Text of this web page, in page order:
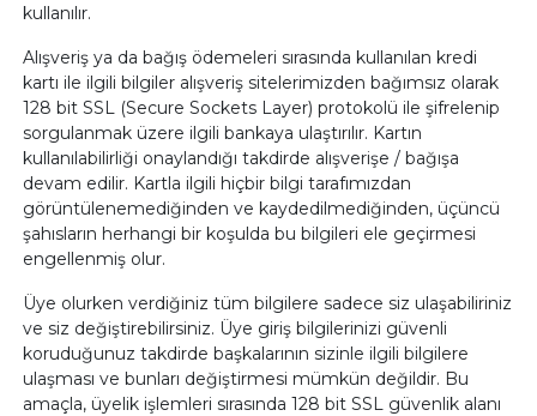
kullanılır.
Alışveriş ya da bağış ödemeleri sırasında kullanılan kredi
kartı ile ilgili bilgiler alışveriş sitelerimizden bağımsız olarak
128 bit SSL (Secure Sockets Layer) protokolü ile şifrelenip
sorgulanmak üzere ilgili bankaya ulaştırılır. Kartın
kullanılabilirliği onaylandığı takdirde alışverişe / bağışa
devam edilir. Kartla ilgili hiçbir bilgi tarafımızdan
görüntülenemediğinden ve kaydedilmediğinden, üçüncü
şahısların herhangi bir koşulda bu bilgileri ele geçirmesi
engellenmiş olur.
Üye olurken verdiğiniz tüm bilgilere sadece siz ulaşabiliriniz
ve siz değiştirebilirsiniz. Üye giriş bilgilerinizi güvenli
koruduğunuz takdirde başkalarının sizinle ilgili bilgilere
ulaşması ve bunları değiştirmesi mümkün değildir. Bu
amaçla, üyelik işlemleri sırasında 128 bit SSL güvenlik alanı